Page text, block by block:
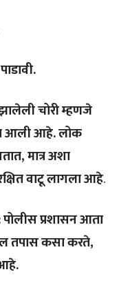
पाडावी.
चोरीम्हणजे
आलीआहे.लोक
,मात्रअशा
वाटूलागलाआहे.
पोलीसप्रशासनआता
तपासकसाकरते,
.